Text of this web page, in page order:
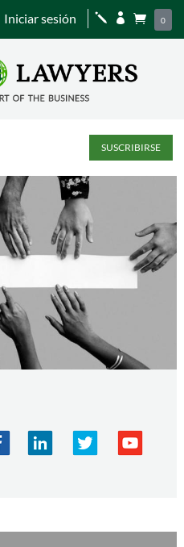
Iniciar sesión j   0
SUSCRIBIRSE